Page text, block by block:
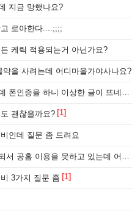
지금 망했나요?
로아한다....;;;;
케릭 적용되는거 아닌가요?
약을 사려는데 어디마을가야사나요?
인증을 하니 이상한 글이 뜨네요? cert?
괜찮을까요? [1]
인데 질문 좀 드려요
홈 이용을 못하고 있는데 어떻게 해야하나요?
3가지 질문 좀 [1]